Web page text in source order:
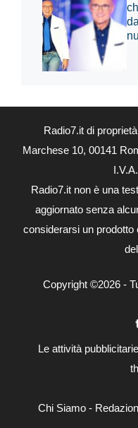
Radio7.it di
Marchese 10, 00141
Radio7.it non è una
aggiornato senza
considerarsi un prodotto
Copyright ©2026 -
Le attività
Chi Siamo-